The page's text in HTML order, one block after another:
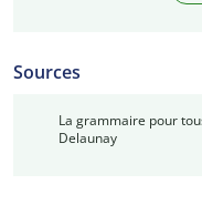
Sources
La grammaire pour
Delaunay